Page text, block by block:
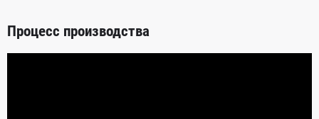
Процесс производства